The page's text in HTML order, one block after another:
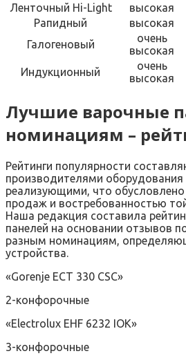
Ленточный Hi-Light
высокая
Рапидный
высокая
Галогеновый
очень
высокая
Индукционный
очень
высокая
Лучшие варочные
номинациям –
Рейтинги популярности
производителями оборудования
реализующими, что
продаж и востребованностью
Наша редакция составила
панелей на основании отзывов
разным номинациям,
устройства.
«Gorenje ECT 330 CSC»
2-конфорочные
«Electrolux EHF 6232 IOK»
3-конфорочные